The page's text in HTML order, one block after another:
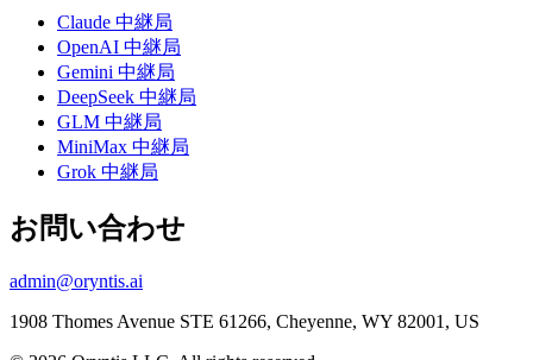
Claude 中継局
OpenAI 中継局
Gemini 中継局
DeepSeek 中継局
GLM 中継局
MiniMax 中継局
Grok 中継局
お問い合わせ
admin@oryntis.ai
1908 Thomes Avenue STE 61266, Cheyenne, WY 82001, US